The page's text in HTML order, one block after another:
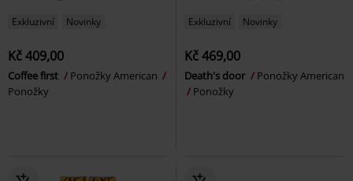
Exkluzivní Novinky
Kč 409,00
Coffee first
Ponožky American
Ponožky
Exkluzivní Novinky
Kč 469,00
Death's door
Ponožky American
Ponožky